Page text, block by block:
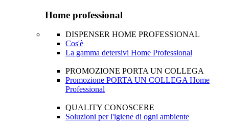
Home professional
DISPENSER HOME PROFESSIONAL
Cos'è
La gamma detersivi Home Professional
PROMOZIONE PORTA UN COLLEGA
Promozione PORTA UN COLLEGA Home
Professional
QUALITY CONOSCERE
Soluzioni per l'igiene di ogni ambiente